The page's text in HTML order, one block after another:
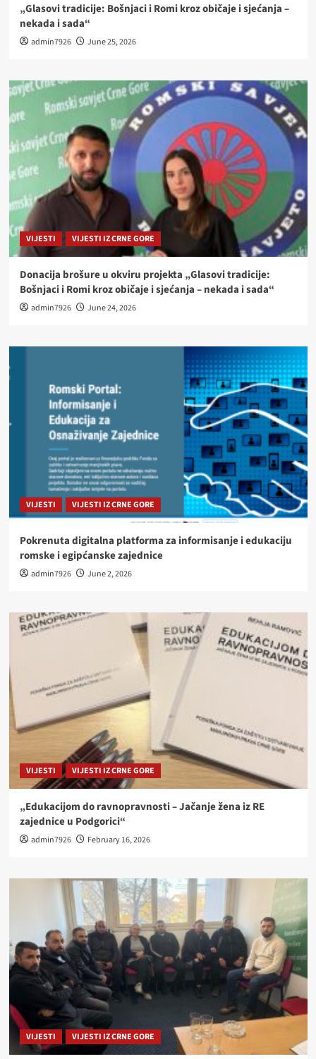
„Glasovi tradicije: Bošnjaci i Romi kroz običaje i sjećanja –
nekada i sada“
admin7926 June 25, 2026
VIJESTI VIJESTI IZ CRNE GORE
Donacija brošure u okviru projekta „Glasovi tradicije:
Bošnjaci i Romi kroz običaje i sjećanja – nekada i sada“
admin7926 June 24, 2026
VIJESTI VIJESTI IZ CRNE GORE
Pokrenuta digitalna platforma za informisanje i edukaciju
romske i egipćanske zajednice
admin7926 June 2, 2026
VIJESTI VIJESTI IZ CRNE GORE
„Edukacijom do ravnopravnosti – Jačanje žena iz RE
zajednice u Podgorici“
admin7926 February 16, 2026
VIJESTI VIJESTI IZ CRNE GORE